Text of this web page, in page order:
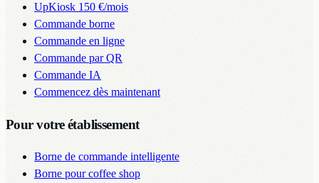
UpKiosk 150 €/mois
Commande borne
Commande en ligne
Commande par QR
Commande IA
Commencez dès maintenant
Pour votre établissement
Borne de commande intelligente
Borne pour coffee shop